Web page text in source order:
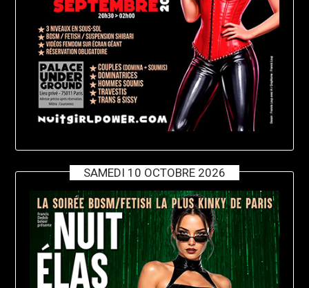
SAMEDI 10 OCTOBRE 2026